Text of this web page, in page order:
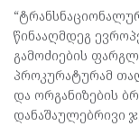
წინააღმდეგ
გამოძიების
პროკურატურამ
და ორგანიზების
დანაშაულებრივი